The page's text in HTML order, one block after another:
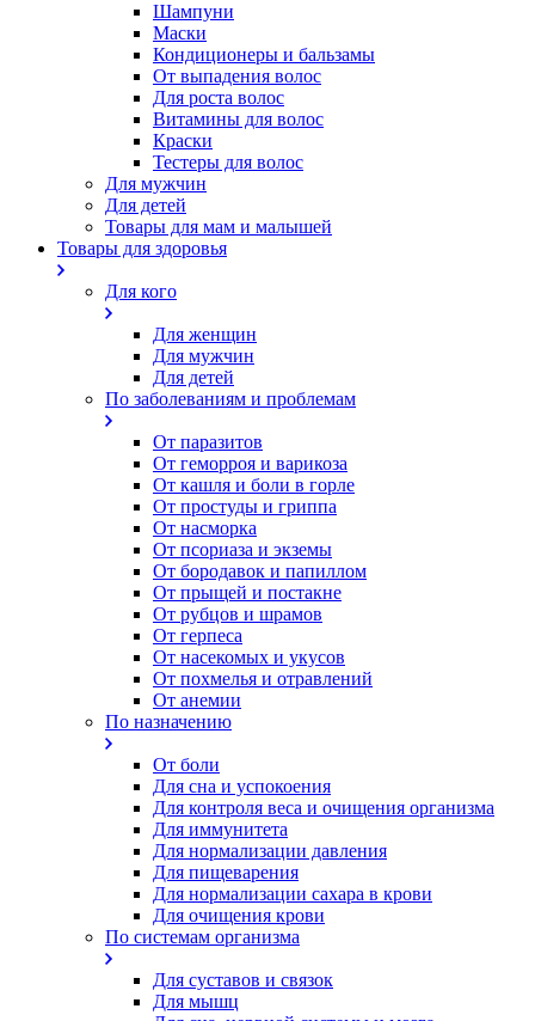
Шампуни
Маски
Кондиционеры и бальзамы
От выпадения волос
Для роста волос
Витамины для волос
Краски
Тестеры для волос
Для мужчин
Для детей
Товары для мам и малышей
Товары для здоровья
Для кого
Для женщин
Для мужчин
Для детей
По заболеваниям и проблемам
От паразитов
Oт геморроя и варикоза
От кашля и боли в горле
От простуды и гриппа
От насморка
Oт псориаза и экземы
От бородавок и папиллом
От прыщей и постакне
От рубцов и шрамов
От герпеса
От насекомых и укусов
От похмелья и отравлений
От анемии
По назначению
От боли
Для сна и успокоения
Для контроля веса и очищения организма
Для иммунитета
Для нормализации давления
Для пищеварения
Для нормализации сахара в крови
Для очищения крови
По системам организма
Для суставов и связок
Для мышц